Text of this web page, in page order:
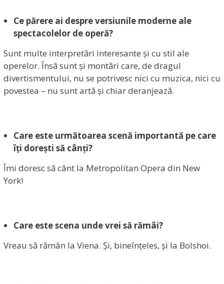
Ce părere ai despre versiunile moderne ale
spectacolelor de operă?
Sunt multe interpretări interesante și cu stil ale
operelor. Însă sunt și montări care, de dragul
divertismentului, nu se potrivesc nici cu muzica, nici cu
povestea – nu sunt artă și chiar deranjează.
Care este următoarea scenă importantă pe care
îți dorești să cânți?
Îmi doresc să cânt la Metropolitan Opera din New
York!
Care este scena unde vrei să rămâi?
Vreau să rămân la Viena. Și, bineînțeles, și la Bolshoi.